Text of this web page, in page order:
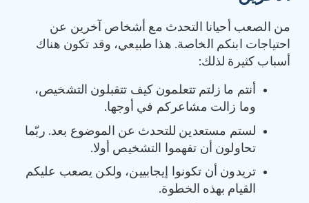
من الصعب أحيانا التحدث مع أشخاص آخرين عن
احتياجات ابنكم الخاصة. هذا طبيعي، وقد تكون هناك
أسباب كثيرة لذلك:
أنتم ما زلتم تتعلمون كيف تتقبلون التشخيص،
وما زالت مشاعركم في أوجها.
لستم مستعدين للتحدث عن الموضوع بعد. ربّما
تحاولون أن تفهموا التشخيص أولا.
تريدون أن تكونوا إيجابيين، ولكن يصعب عليكم
القيام بهذه الخطوة.